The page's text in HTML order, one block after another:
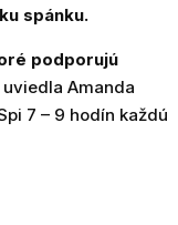
spánku.
podporujú
uviedla Amanda
7 – 9 hodín každú